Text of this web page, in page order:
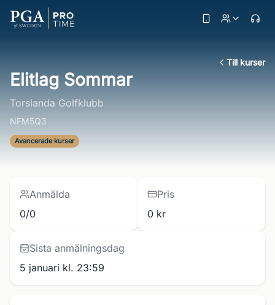
Till kurser
Elitlag Sommar
Torslanda Golfklubb
NFM5Q3
Avancerade kurser
Anmälda
0/0
Pris
0 kr
Sista anmälningsdag
5 januari kl. 23:59